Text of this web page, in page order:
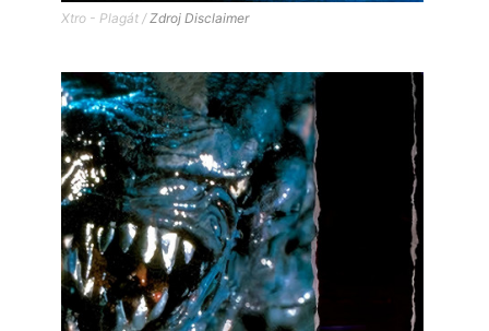
Xtro - Plagát / Zdroj Disclaimer